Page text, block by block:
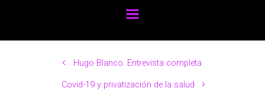
Hugo Blanco. Entrevista completa
Covid-19 y privatización de la salud